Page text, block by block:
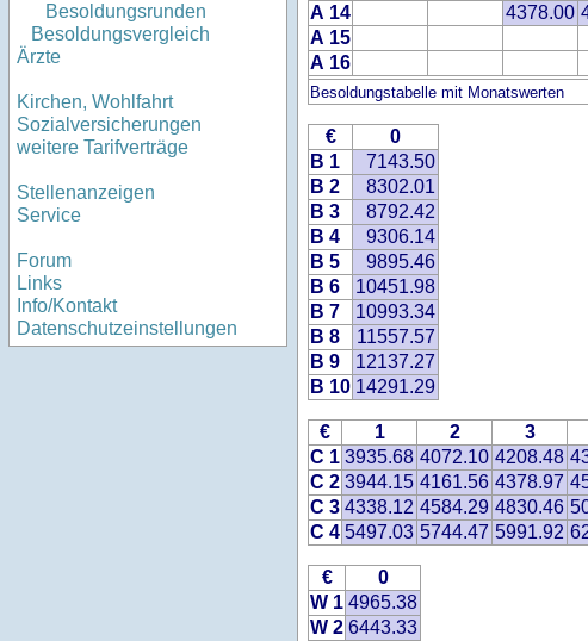
Besoldungsrunden
Besoldungsvergleich
Ärzte
Kirchen, Wohlfahrt
Sozialversicherungen
weitere Tarifverträge
Stellenanzeigen
Service
Forum
Links
Info/Kontakt
Datenschutzeinstellungen
A 14
4378.00
A 15
A 16
Besoldungstabelle mit Monatswerten
€
0
B 1
7143.50
B 2
8302.01
B 3
8792.42
B 4
9306.14
B 5
9895.46
B 6
10451.98
B 7
10993.34
B 8
11557.57
B 9
12137.27
B 10 14291.29
€ 1 2 3
C 1 3935.68 4072.10 4208.48
C 2 3944.15 4161.56 4378.97
C 3 4338.12 4584.29 4830.46
C 4 5497.03 5744.47 5991.92
€
0
W 1 4965.38
W 2 6443.33